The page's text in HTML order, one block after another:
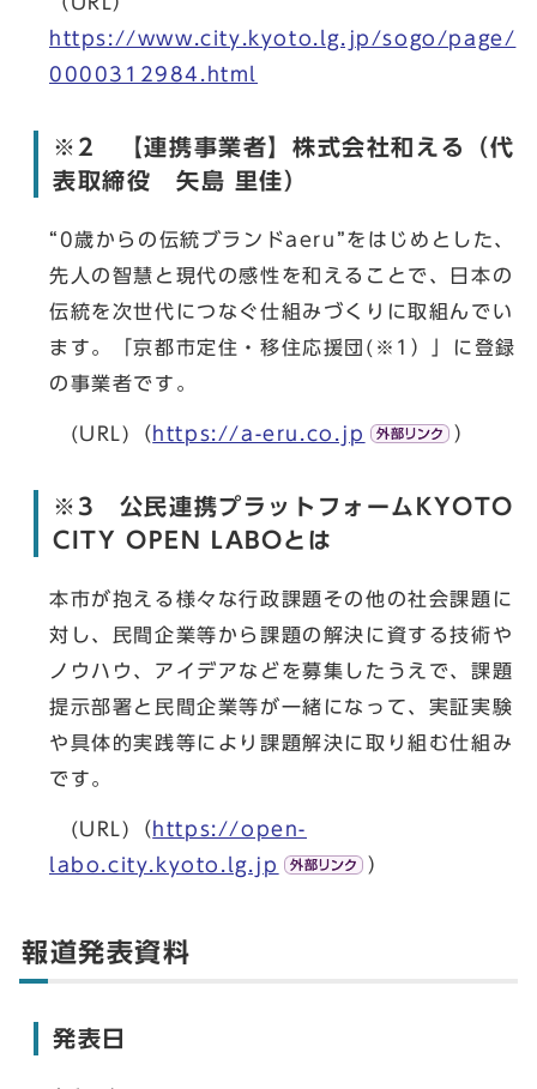
https://www.city.kyoto.lg.jp/sogo/page/
0000312984.html
※2 【連携事業者】株式会社和える（代
表取締役 矢島 里佳）
“0歳からの伝統ブランドaeru”をはじめとした、
先人の智慧と現代の感性を和えることで、日本の
伝統を次世代につなぐ仕組みづくりに取組んでい
ます。「京都市定住・移住応援団(※1）」に登録
の事業者です。
(URL)（ https://a-eru.co.jp ）
※3 公民連携プラットフォームKYOTO
CITY OPEN LABOとは
本市が抱える様々な行政課題その他の社会課題に
対し、民間企業等から課題の解決に資する技術や
ノウハウ、アイデアなどを募集したうえで、課題
提示部署と民間企業等が一緒になって、実証実験
や具体的実践等により課題解決に取り組む仕組み
です。
(URL)（ https://open-
labo.city.kyoto.lg.jp
）
報道発表資料
発表日